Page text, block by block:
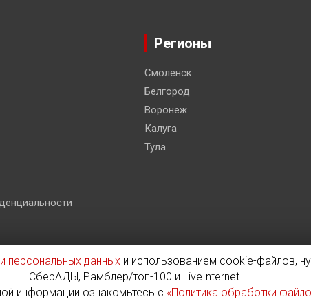
Регионы
Смоленск
Белгород
Воронеж
Калуга
Тула
персональных данныхи использованием cookie-файлов,
СберАДЫ, Рамблер/топ-100 и LiveInternet
информации ознакомьтесь с «Политика обработки